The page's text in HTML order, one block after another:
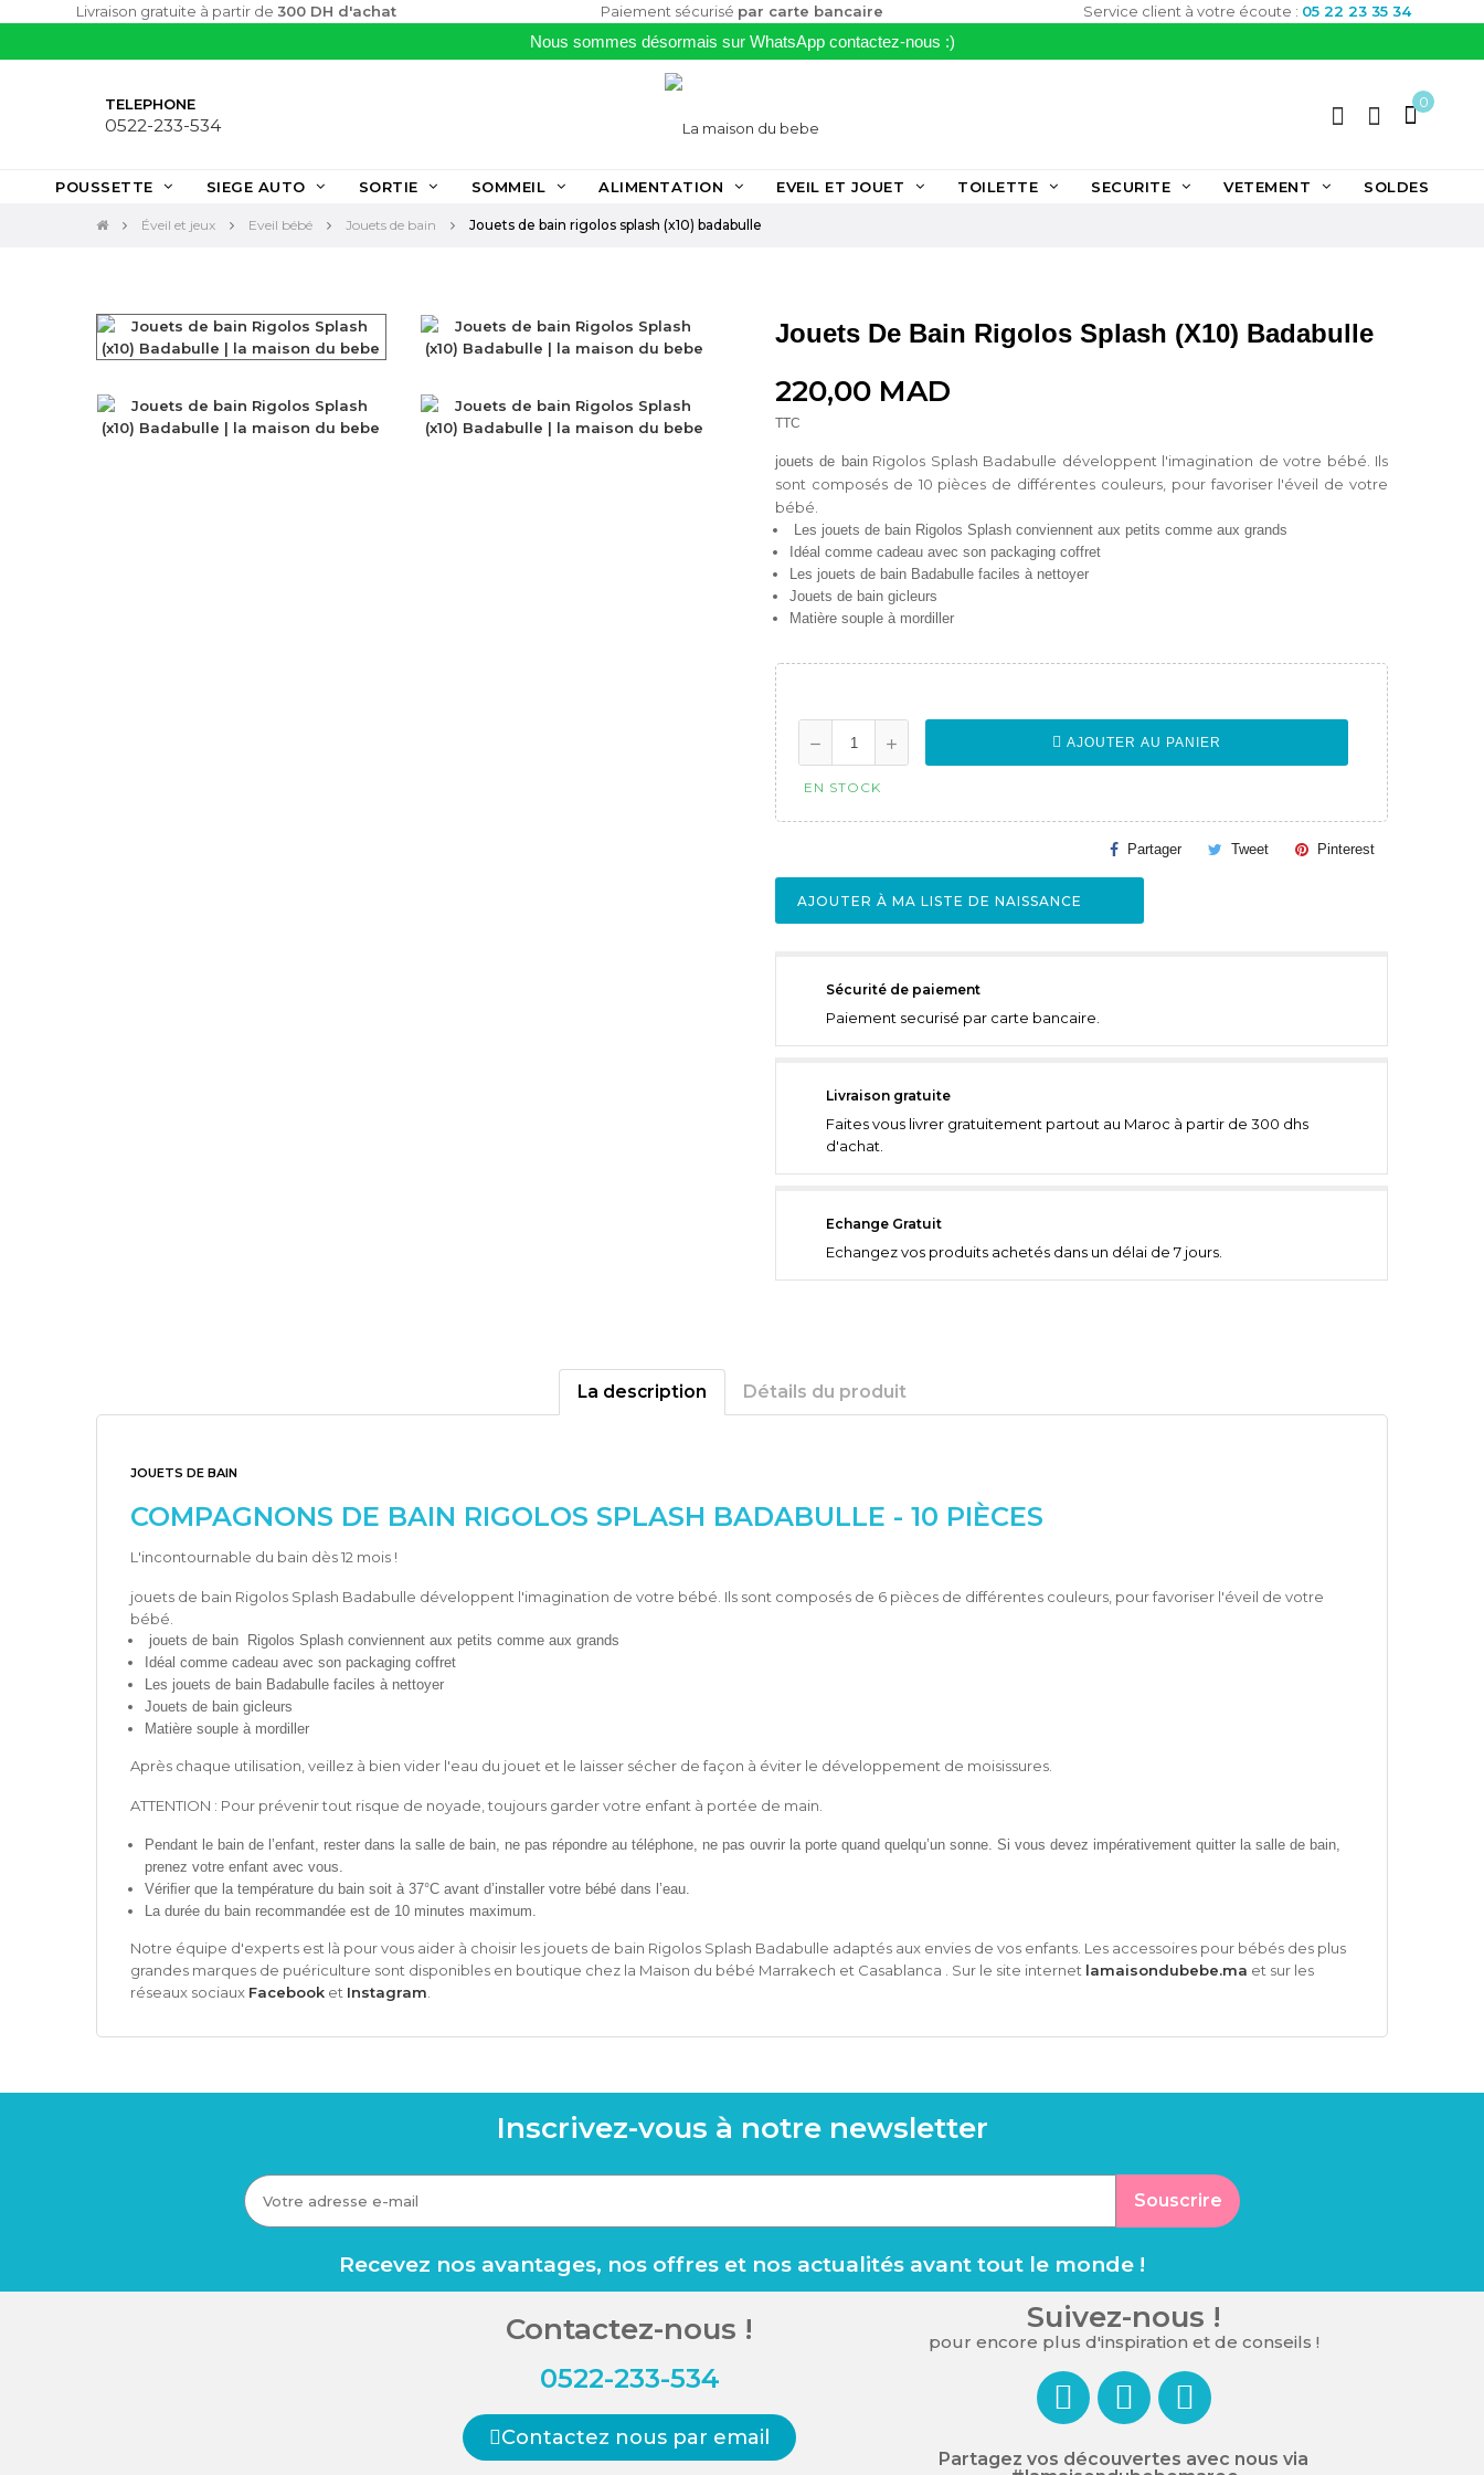
Livraison gratuite à partir de 300 DH d'achat Paiement sécurisé par carte bancaire Service client à votre écoute : 05 22 23 35 34
Nous sommes désormais sur WhatsApp contactez-nous :)
TELEPHONE
0522-233-534
0
POUSSETTE SIEGE AUTO SORTIE SOMMEIL ALIMENTATION EVEIL ET JOUET TOILETTE SECURITE VETEMENT SOLDES
Éveil et jeux Eveil bébé Jouets de bain Jouets de bain rigolos splash (x10) badabulle
Jouets De Bain Rigolos Splash (x10) Badabulle
220,00 MAD
TTC
jouets de bainRigolos Splash Badabulle développent l'imagination de votre bébé. Ils
sont composés de 10 pièces de différentes couleurs, pour favoriser l'éveil de votre
bébé.
Les jouets de bain Rigolos Splash conviennent aux petits comme aux grands
Idéal comme cadeau avec son packaging coffret
Les jouets de bain Badabulle faciles à nettoyer
Jouets de bain gicleurs
Matière souple à mordiller
AJOUTER AU PANIER
EN STOCK
Partager Tweet Pinterest
AJOUTER À MA LISTE DE NAISSANCE
Sécurité de paiement
Paiement securisé par carte bancaire.
Livraison gratuite
Faites vous livrer gratuitement partout au Maroc à partir de 300 dhs
d'achat.
Echange Gratuit
Echangez vos produits achetés dans un délai de 7 jours.
La description Détails du produit
JOUETS DE BAIN
COMPAGNONS DE BAIN RIGOLOS SPLASH BADABULLE - 10 PIÈCES
L'incontournable du bain dès 12 mois !
jouets de bain Rigolos Splash Badabulle développent l'imagination de votre bébé. Ils sont composés de 6 pièces de différentes couleurs, pour favoriser l'éveil de votre
bébé.
jouets de bain Rigolos Splash conviennent aux petits comme aux grands
Idéal comme cadeau avec son packaging coffret
Les jouets de bain Badabulle faciles à nettoyer
Jouets de bain gicleurs
Matière souple à mordiller
Après chaque utilisation, veillez à bien vider l'eau du jouet et le laisser sécher de façon à éviter le développement de moisissures.
ATTENTION : Pour prévenir tout risque de noyade, toujours garder votre enfant à portée de main.
Pendant le bain de l’enfant, rester dans la salle de bain, ne pas répondre au téléphone, ne pas ouvrir la porte quand quelqu’un sonne. Si vous devez impérativement quitter la salle de bain,
prenez votre enfant avec vous.
Vériﬁer que la température du bain soit à 37°C avant d’installer votre bébé dans l’eau.
La durée du bain recommandée est de 10 minutes maximum.
Notre équipe d'experts est là pour vous aider à choisir les jouets de bain Rigolos Splash Badabulle adaptés aux envies de vos enfants. Les accessoires pour bébés des plus
grandes marques de puériculture sont disponibles en boutique chez la Maison du bébé Marrakech et Casablanca . Sur le site internet lamaisondubebe.ma et sur les
réseaux sociaux Facebook et Instagram
Inscrivez-vous à notre newsletter
Souscrire
Recevez nos avantages, nos offres et nos actualités avant tout le monde !
Contactez-nous !
0522-233-534
Contactez nous par email
Suivez-nous !
pour encore plus d'inspiration et de conseils !
Partagez vos découvertes avec nous via